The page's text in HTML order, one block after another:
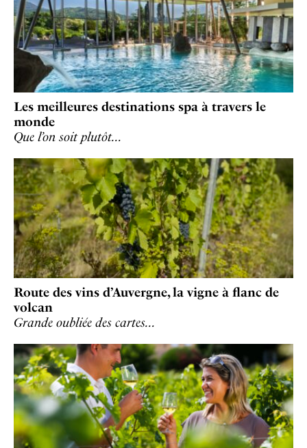
Les meilleures destinations spa à travers le
monde
Que l’on soit plutôt…
Route des vins d’Auvergne, la vigne à flanc de
volcan
Grande oubliée des cartes…